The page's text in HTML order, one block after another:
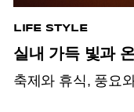
LIFE STYLE
실내 가득 빛과
축제와 휴식, 풍요